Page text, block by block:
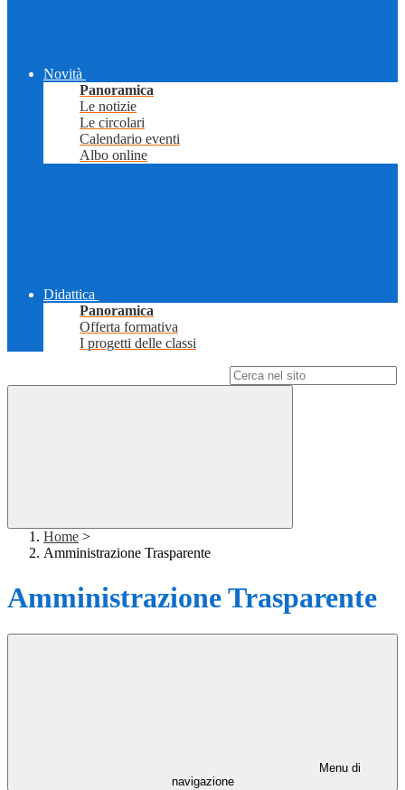
Novità
Panoramica
Le notizie
Le circolari
Calendario eventi
Albo online
Didattica
Panoramica
Offerta formativa
I progetti delle classi
Home >
Amministrazione Trasparente
Amministrazione Trasparente
Menu di
navigazione